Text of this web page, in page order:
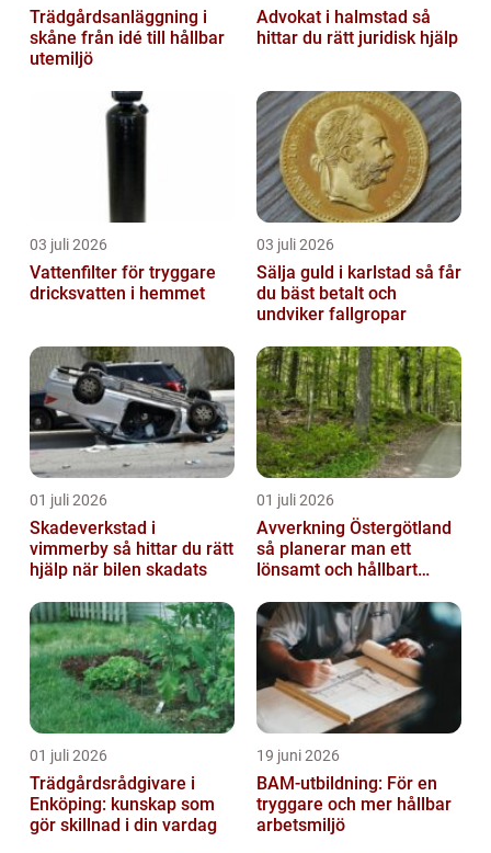
Trädgårdsanläggning i
skåne från idé till hållbar
utemiljö
Advokat i halmstad så
hittar du rätt juridisk hjälp
03 juli 2026
Vattenfilter för tryggare
dricksvatten i hemmet
03 juli 2026
Sälja guld i karlstad så får
du bäst betalt och
undviker fallgropar
01 juli 2026
Skadeverkstad i
vimmerby så hittar du rätt
hjälp när bilen skadats
01 juli 2026
Avverkning Östergötland
så planerar man ett
lönsamt och hållbart
01 juli 2026
Trädgårdsrådgivare i
Enköping: kunskap som
gör skillnad i din vardag
19 juni 2026
BAM-utbildning: För en
tryggare och mer hållbar
arbetsmiljö